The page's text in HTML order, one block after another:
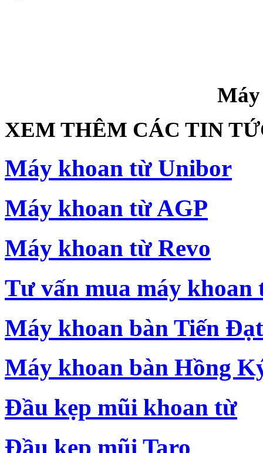
XEM THÊM CÁC TIN
Máy khoan từ Unibor
Máy khoan từ AGP
Máy khoan từ Revo
Tư vấn mua máy khoan
Máy khoan bàn Tiến Đạt
Máy khoan bàn Hồng
Đầu kẹp mũi khoan từ
Đầu kẹp mũi Taro